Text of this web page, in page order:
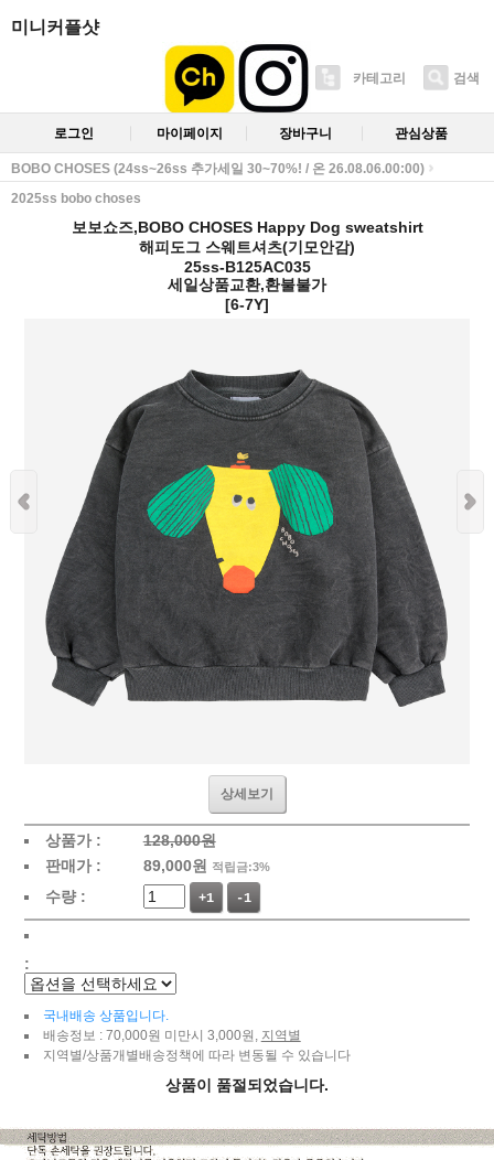
미니커플샷
카테고리 검색
로그인 마이페이지 장바구니 관심상품
BOBO CHOSES (24ss~26ss 추가세일 30~70%! / 온 26.08.06.00:00)
2025ss bobo choses
보보쇼즈,BOBO CHOSES Happy Dog sweatshirt
해피도그 스웨트셔츠(기모안감)
25ss-B125AC035
세일상품교환,환불불가
[6-7Y]
상세보기
상품가 :
128,000원
판매가 :
89,000원 적립금:3%
수량 : +1 -1
:
국내배송 상품입니다.
배송정보 : 70,000원 미만시 3,000원, 지역별
지역별/상품개별배송정책에 따라 변동될 수 있습니다
상품이 품절되었습니다.